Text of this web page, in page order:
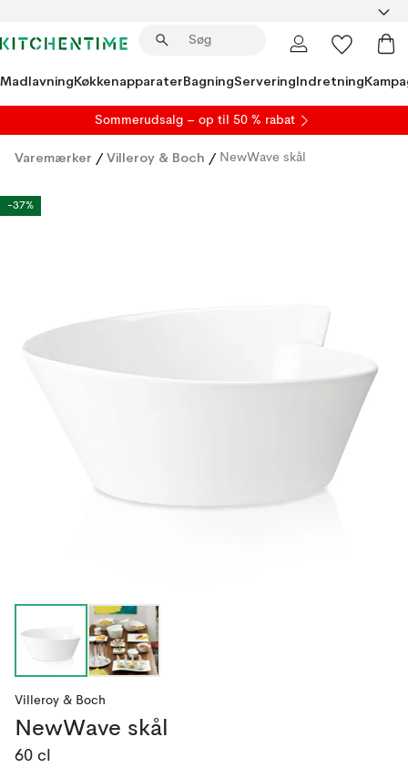
MadlavningKøkkenapparaterBagningServeringIndretning
Sommerudsalg – op til 50 % rabat
Varemærker / Villeroy & Boch / NewWave skål
-37%
Villeroy & Boch
NewWave skål
60 cl